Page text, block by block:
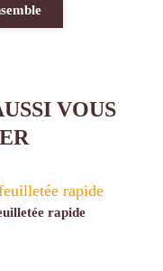
VOUS
rapide